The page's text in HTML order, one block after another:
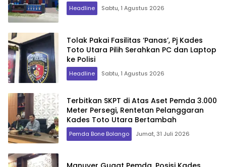
Headline Sabtu, 1 Agustus 2026
Tolak Pakai Fasilitas ‘Panas’, Pj Kades
Toto Utara Pilih Serahkan PC dan Laptop
ke Polisi
Headline Sabtu, 1 Agustus 2026
Terbitkan SKPT di Atas Aset Pemda 3.000
Meter Persegi, Rentetan Pelanggaran
Kades Toto Utara Bertambah
Pemda Bone Bolango Jumat, 31 Juli 2026